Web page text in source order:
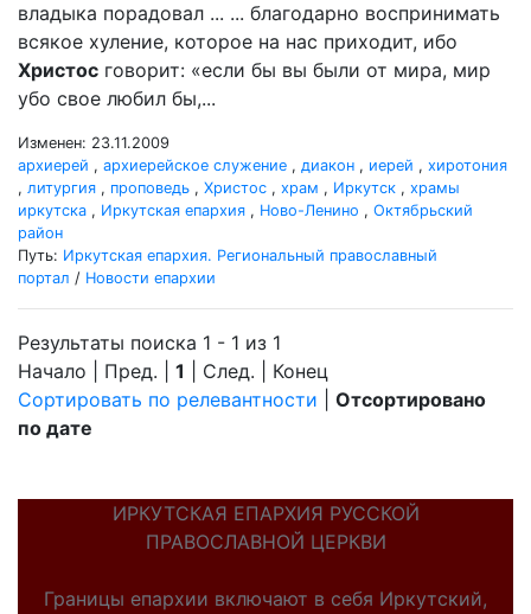
владыка порадовал ... ... благодарно воспринимать
всякое хуление, которое на нас приходит, ибо
Христос говорит: «если бы вы были от мира, мир
убо свое любил бы,...
Изменен: 23.11.2009
архиерей , архиерейское служение , диакон , иерей , хиротония
, литургия , проповедь , Христос , храм , Иркутск , храмы
иркутска , Иркутская епархия , Ново-Ленино , Октябрьский
район
Путь: Иркутская епархия. Региональный православный
портал / Новости епархии
Результаты поиска 1 - 1 из 1
Начало | Пред. | 1 | След. | Конец
Сортировать по релевантности
Отсортировано
по дате
ИРКУТСКАЯ ЕПАРХИЯ РУССКОЙ
ПРАВОСЛАВНОЙ ЦЕРКВИ
Границы епархии включают в себя Иркутский,